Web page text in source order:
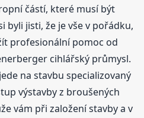
částí, které musí být
byli jisti, že je vše v pořádku,
profesionální pomoc od
cihlářský průmysl.
na stavbu specializovaný
výstavby z broušených
vám při založení stavby a v